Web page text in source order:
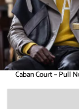
Caban Court – Pull